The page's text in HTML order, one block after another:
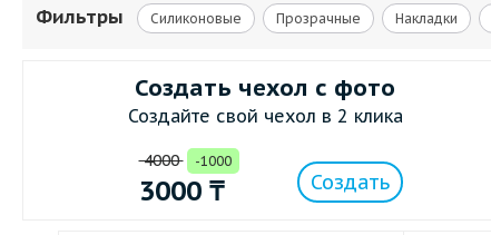
Фильтры Силиконовые Прозрачные Накладки
Создать чехол с фото
Создайте свой чехол в 2 клика
4000 -1000
3000 ₸ Создать